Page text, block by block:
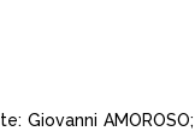
Giovanni